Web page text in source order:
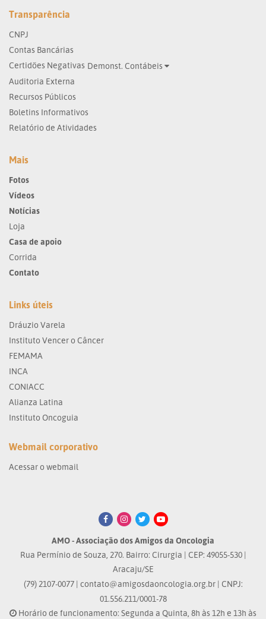
Transparência
CNPJ
Contas Bancárias
Certidões Negativas Demonst. Contábeis
Auditoria Externa
Recursos Públicos
Boletins Informativos
Relatório de Atividades
Mais
Fotos
Vídeos
Notícias
Loja
Casa de apoio
Corrida
Contato
Links úteis
Dráuzio Varela
Instituto Vencer o Câncer
FEMAMA
INCA
CONIACC
Alianza Latina
Instituto Oncoguia
Webmail corporativo
Acessar o webmail
AMO - Associação dos Amigos da Oncologia
Rua Permínio de Souza, 270. Bairro: Cirurgia | CEP: 49055-530 |
Aracaju/SE
(79) 2107-0077 | contato@amigosdaoncologia.org.br| CNPJ:
01.556.211/0001-78
Horário de funcionamento: Segunda a Quinta, 8h às 12h e 13h às